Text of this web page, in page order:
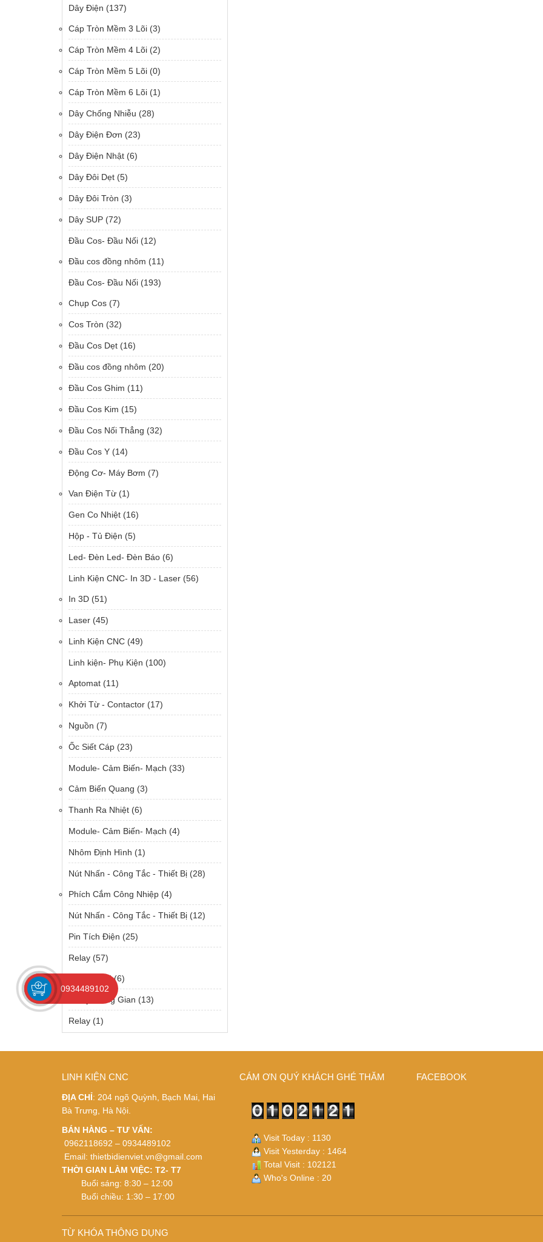
Dây Điện (137)
Cáp Tròn Mềm 3 Lõi (3)
Cáp Tròn Mềm 4 Lõi (2)
Cáp Tròn Mềm 5 Lõi (0)
Cáp Tròn Mềm 6 Lõi (1)
Dây Chống Nhiễu (28)
Dây Điện Đơn (23)
Dây Điện Nhật (6)
Dây Đôi Dẹt (5)
Dây Đôi Tròn (3)
Dây SUP (72)
Đầu Cos- Đầu Nối (12)
Đầu cos đồng nhôm (11)
Đầu Cos- Đầu Nối (193)
Chụp Cos (7)
Cos Tròn (32)
Đầu Cos Dẹt (16)
Đầu cos đồng nhôm (20)
Đầu Cos Ghim (11)
Đầu Cos Kim (15)
Đầu Cos Nối Thẳng (32)
Đầu Cos Y (14)
Động Cơ- Máy Bơm (7)
Van Điện Từ (1)
Gen Co Nhiệt (16)
Hộp - Tủ Điện (5)
Led- Đèn Led- Đèn Báo (6)
Linh Kiện CNC- In 3D - Laser (56)
In 3D (51)
Laser (45)
Linh Kiện CNC (49)
Linh kiện- Phụ Kiện (100)
Aptomat (11)
Khởi Từ - Contactor (17)
Nguồn (7)
Ốc Siết Cáp (23)
Module- Cảm Biến- Mạch (33)
Cảm Biến Quang (3)
Thanh Ra Nhiệt (6)
Module- Cảm Biến- Mạch (4)
Nhôm Định Hình (1)
Nút Nhấn - Công Tắc - Thiết Bị (28)
Phích Cắm Công Nhiệp (4)
Nút Nhấn - Công Tắc - Thiết Bị (12)
Pin Tích Điện (25)
Relay (57)
Relay Solid (6)
Relay Trung Gian (13)
Relay (1)
LINH KIỆN CNC
ĐỊA CHỈ: 204 ngõ Quỳnh, Bạch Mai, Hai
Bà Trưng, Hà Nội.
BÁN HÀNG – TƯ VẤN:
0962118692 – 0934489102
Email: thietbidienviet.vn@gmail.com
THỜI GIAN LÀM VIỆC: T2- T7
Buổi sáng: 8:30 – 12:00
Buổi chiều: 1:30 – 17:00
CÁM ƠN QUÝ KHÁCH GHÉ THĂM
Visit Today : 1130
Visit Yesterday : 1464
Total Visit : 102121
Who's Online : 20
FACEBOOK
TỪ KHÓA THÔNG DỤNG
0934489102